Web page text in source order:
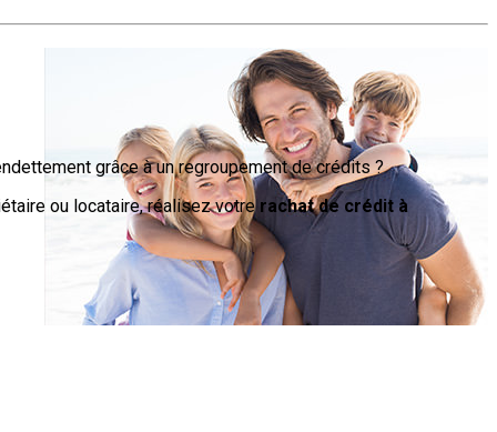
grâce à un regroupement de crédits ?
ou locataire, réalisez votre rachat de crédit à